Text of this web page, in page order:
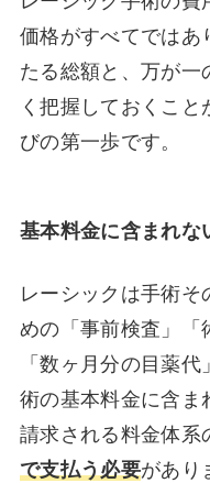
価格がすべてではあ
たる総額と、万が一
く把握しておくこ
びの第一歩です。
基本料金に含まれな
レーシックは手術そ
めの「事前検査」「
「数ヶ月分の目薬
術の基本料金に含ま
請求される料金体系
で支払う必要があり